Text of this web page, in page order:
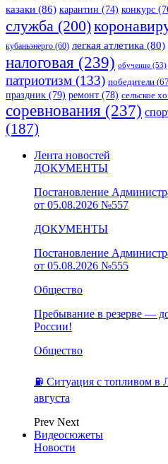
казаки (86) карантин (74) конкурс
служба (200)
кубаньэнерго (60) легкая атлетика (80)
налоговая (239) обучение (53)
патриотизм (133) победители
праздник (79) ремонт (78) сельское
соревнования (237)
(187)
Лента новостей
ДОКУМЕНТЫ
Постановление
от 05.08.2026 №557
ДОКУМЕНТЫ
Постановление
от 05.08.2026 №555
Общество
Пребывание в резерве —
России!
Общество
⛽️ Ситуация с топливом в
августа
Prev Next
Видеосюжеты
Новости